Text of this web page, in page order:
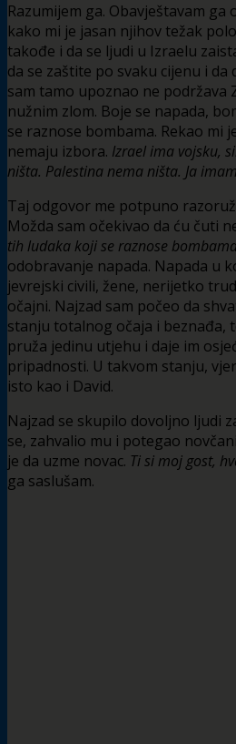
Razumijem ga. Obavještavam ga
kako mi je jasan njihov težak
takođe i da se ljudi u Izraelu
da se zaštite po svaku cijenu i
sam tamo upoznao ne podržava
nužnim zlom. Boje se napada,
se raznose bombama. Rekao mi
nemaju izbora. Izrael ima vojsku,
ništa. Palestina nema ništa. Ja
Taj odgovor me potpuno
Možda sam očekivao da ću čuti
tih ludaka koji se raznose
odobravanje napada. Napada u
jevrejski civili, žene, nerijetko
očajni. Najzad sam počeo da
stanju totalnog očaja i beznađa,
pruža jedinu utjehu i daje im
pripadnosti. U takvom stanju,
isto kao i David.
Najzad se skupilo dovoljno ljudi
se, zahvalio mu i potegao
je da uzme novac. Ti si moj gost,
ga saslušam.